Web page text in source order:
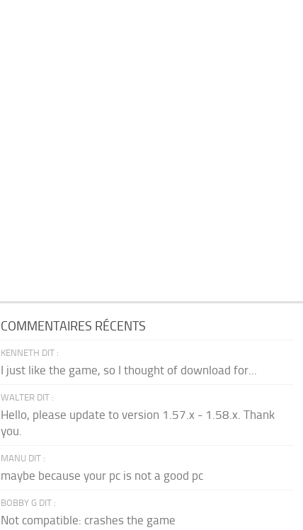
COMMENTAIRES RÉCENTS
KENNETH DIT :
I just like the game, so I thought of download for...
WALTER DIT :
Hello, please update to version 1.57.x - 1.58.x. Thank
you.
MANU DIT :
maybe because your pc is not a good pc
BOBBY G DIT :
Not compatible: crashes the game